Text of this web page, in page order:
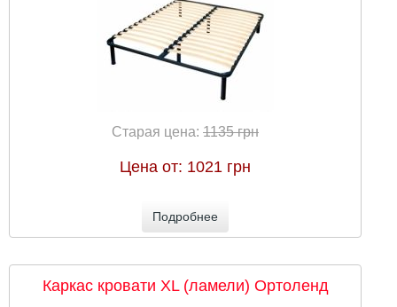
Старая цена:1135 грн
Цена от: 1021 грн
Подробнее
Каркас кровати XL (ламели) Ортоленд